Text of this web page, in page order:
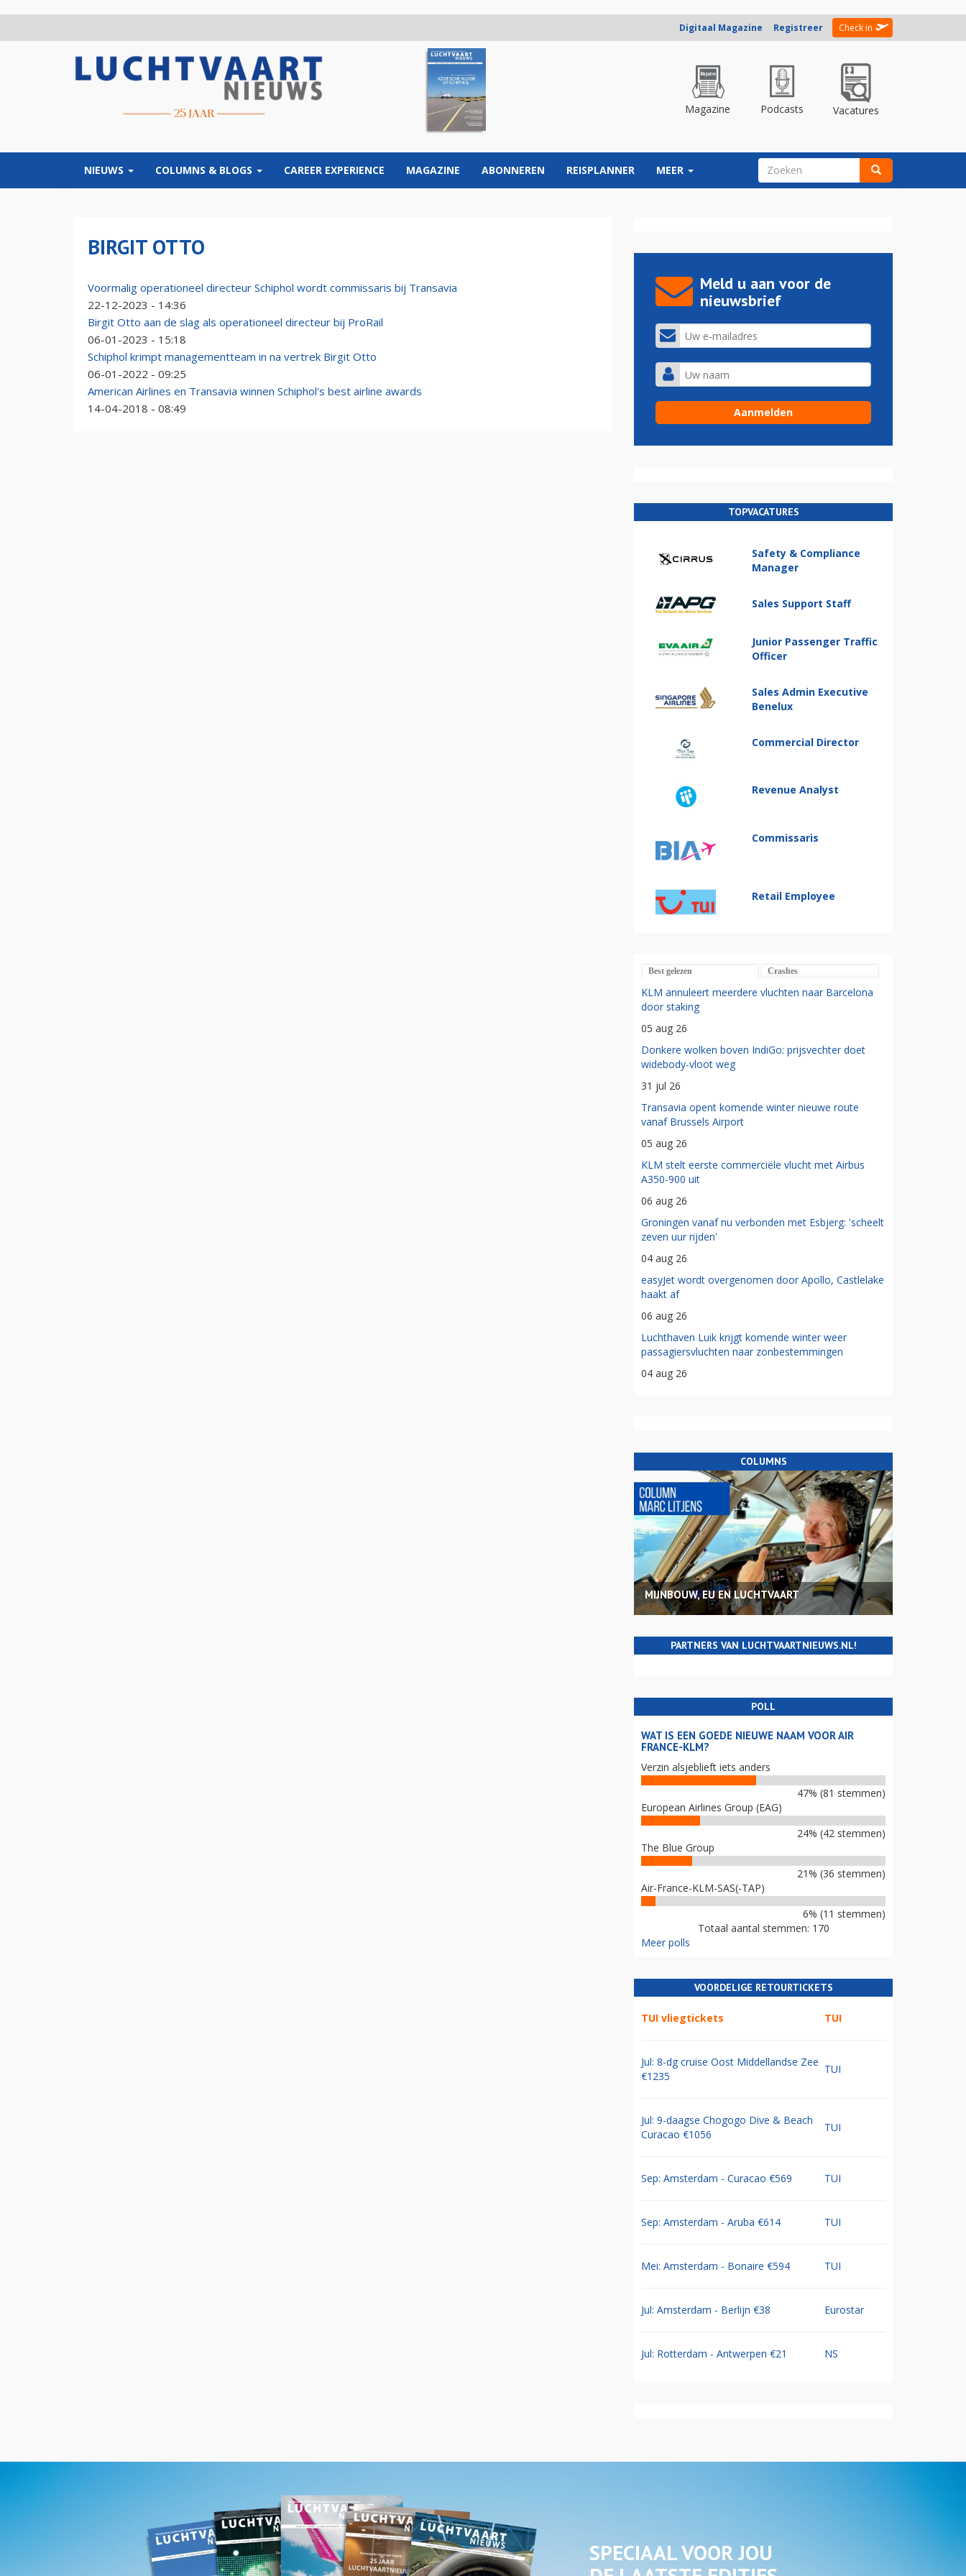
Digitaal Magazine Registreer Check in
Magazine Podcasts Vacatures
NIEUWS COLUMNS & BLOGS CAREER EXPERIENCE MAGAZINE ABONNEREN REISPLANNER MEER ZOEKVELD
BIRGIT OTTO
Voormalig operationeel directeur Schiphol wordt commissaris bij Transavia
22-12-2023 - 14:36
Birgit Otto aan de slag als operationeel directeur bij ProRail
06-01-2023 - 15:18
Schiphol krimpt managementteam in na vertrek Birgit Otto
06-01-2022 - 09:25
American Airlines en Transavia winnen Schiphol's best airline awards
14-04-2018 - 08:49
Meld u aan voor de
nieuwsbrief
TOPVACATURES
Safety & Compliance
Manager
Sales Support Staff
Junior Passenger Traffic
Officer
Sales Admin Executive
Benelux
Commercial Director
Revenue Analyst
Commissaris
Retail Employee
Best gelezen Crashes
KLM annuleert meerdere vluchten naar Barcelona
door staking
05 aug 26
Donkere wolken boven IndiGo: prijsvechter doet
widebody-vloot weg
31 jul 26
Transavia opent komende winter nieuwe route
vanaf Brussels Airport
05 aug 26
KLM stelt eerste commerciële vlucht met Airbus
A350-900 uit
06 aug 26
Groningen vanaf nu verbonden met Esbjerg: 'scheelt
zeven uur rijden'
04 aug 26
easyJet wordt overgenomen door Apollo, Castlelake
haakt af
06 aug 26
Luchthaven Luik krijgt komende winter weer
passagiersvluchten naar zonbestemmingen
04 aug 26
COLUMNS
MIJNBOUW, EU EN LUCHTVAART
PARTNERS VAN LUCHTVAARTNIEUWS.NL!
POLL
WAT IS EEN GOEDE NIEUWE NAAM VOOR AIR
FRANCE-KLM?
Verzin alsjeblieft iets anders
47% (81 stemmen)
European Airlines Group (EAG)
24% (42 stemmen)
The Blue Group
21% (36 stemmen)
Air-France-KLM-SAS(-TAP)
6% (11 stemmen)
Totaal aantal stemmen: 170
Meer polls
VOORDELIGE RETOURTICKETS
TUI vliegtickets TUI
Jul: 8-dg cruise Oost Middellandse Zee
€1235
TUI
Jul: 9-daagse Chogogo Dive & Beach
Curacao €1056
TUI
Sep: Amsterdam - Curacao €569 TUI
Sep: Amsterdam - Aruba €614 TUI
Mei: Amsterdam - Bonaire €594 TUI
Jul: Amsterdam - Berlijn €38 Eurostar
Jul: Rotterdam - Antwerpen €21 NS
SPECIAAL VOOR JOU